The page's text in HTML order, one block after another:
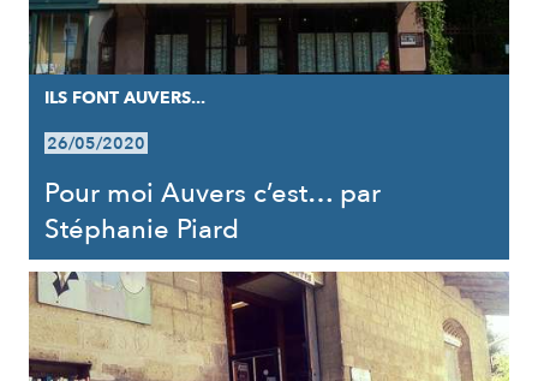
ILS FONT AUVERS...
26/05/2020
Pour moi Auvers c’est… par
Stéphanie Piard